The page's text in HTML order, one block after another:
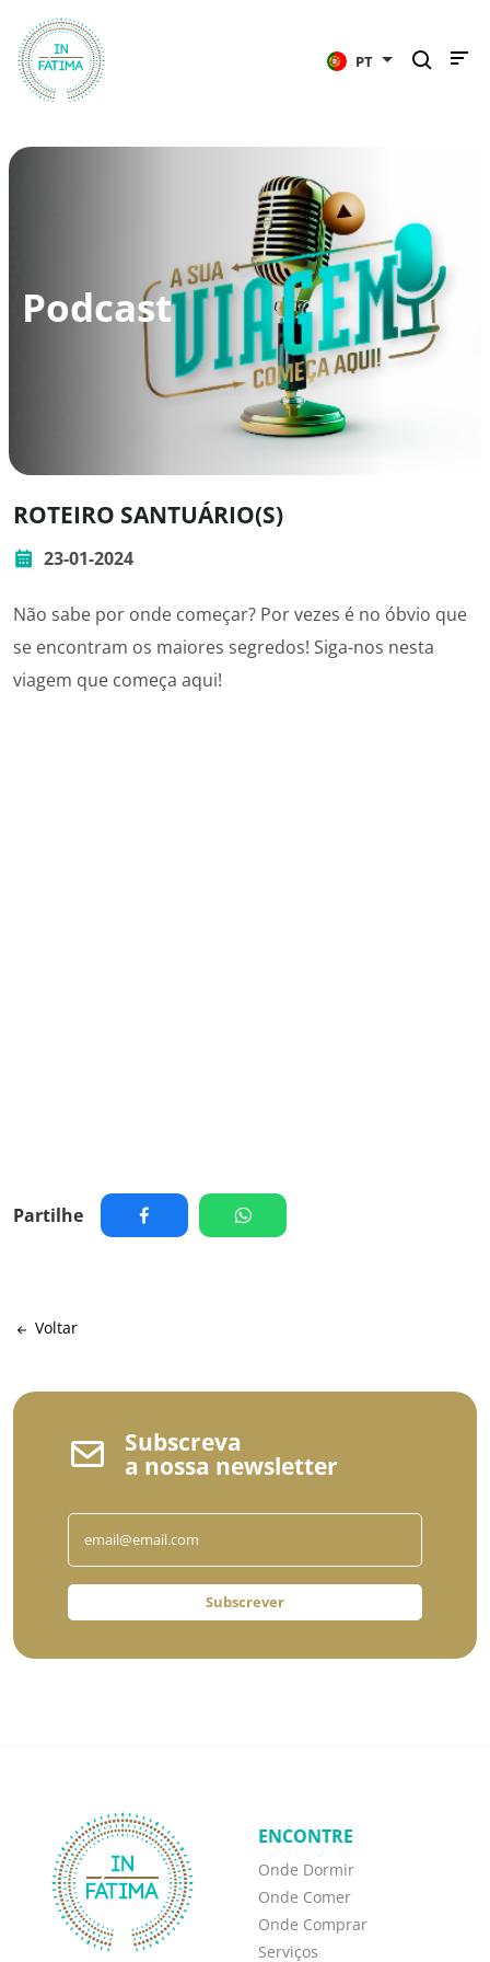
PT
Podcast
ROTEIRO SANTUÁRIO(S)
23-01-2024
Não sabe por onde começar? Por vezes é no óbvio que
se encontram os maiores segredos! Siga-nos nesta
viagem que começa aqui!
Partilhe
Voltar
Subscreva
a nossa newsletter
Subscrever
ENCONTRE
Onde Dormir
Onde Comer
Onde Comprar
Serviços